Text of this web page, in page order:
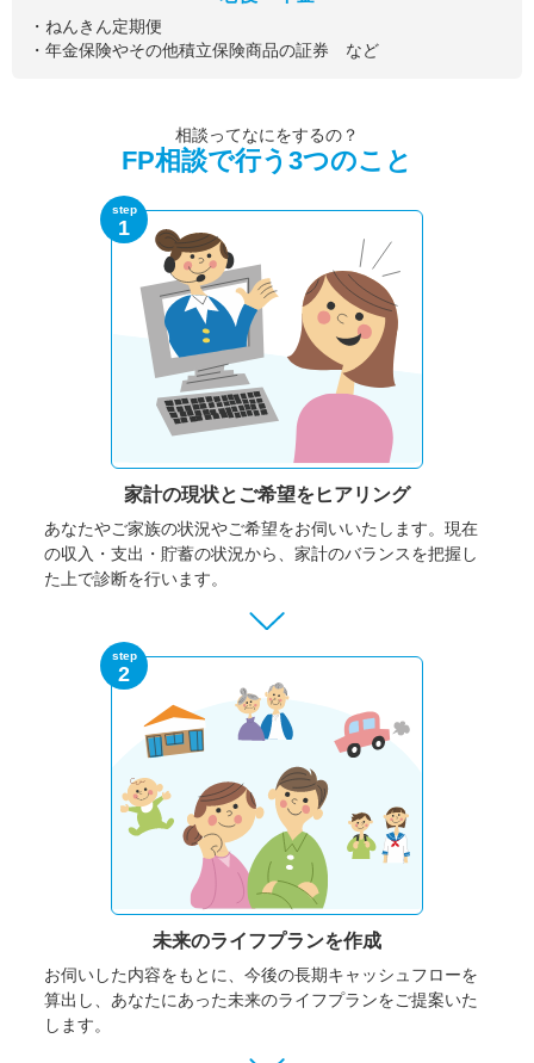
・ねんきん定期便
・年金保険やその他積立保険商品の証券 など
相談ってなにをするの？
FP相談で行う3つのこと
step
1
家計の現状と ご希望をヒアリング
あなたやご家族の状況やご希望をお伺いいたします。 現在
の収入・支出・貯蓄の状況から、家計のバランスを把握し
た上で診断を行います。
step
2
未来のライフプランを作成
お伺いした内容をもとに、今後の長期キャッシュフローを
算出し、あなたにあった未来のライフプランをご提案いた
します。